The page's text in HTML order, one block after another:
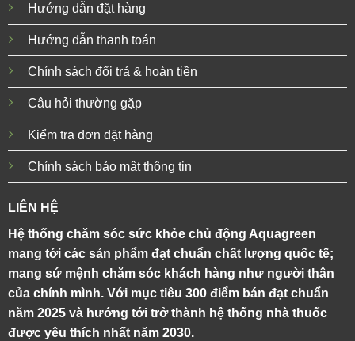
Hướng dẫn đặt hàng
Hướng dẫn thanh toán
Chính sách đổi trả & hoàn tiền
Câu hỏi thường gặp
Kiểm tra đơn đặt hàng
Chính sách bảo mật thông tin
LIÊN HỆ
Hệ thống chăm sóc sức khỏe chủ động Aquagreen
mang tới các sản phẩm đạt chuẩn chất lượng quốc tế;
mang sứ mệnh chăm sóc khách hàng như người thân
của chính mình. Với mục tiêu 300 điểm bán đạt chuẩn
năm 2025 và hướng tới trở thành hệ thống nhà thuốc
được yêu thích nhất năm 2030.